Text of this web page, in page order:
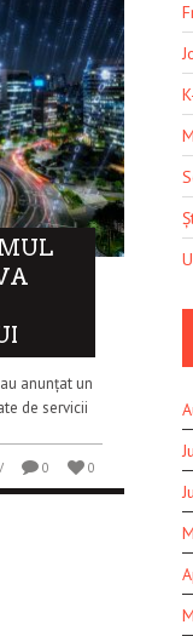
anunțat un
de servicii
0 0